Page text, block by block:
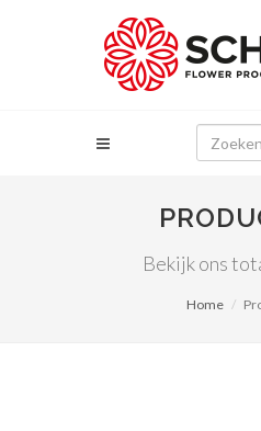
Bekijk ons
Home